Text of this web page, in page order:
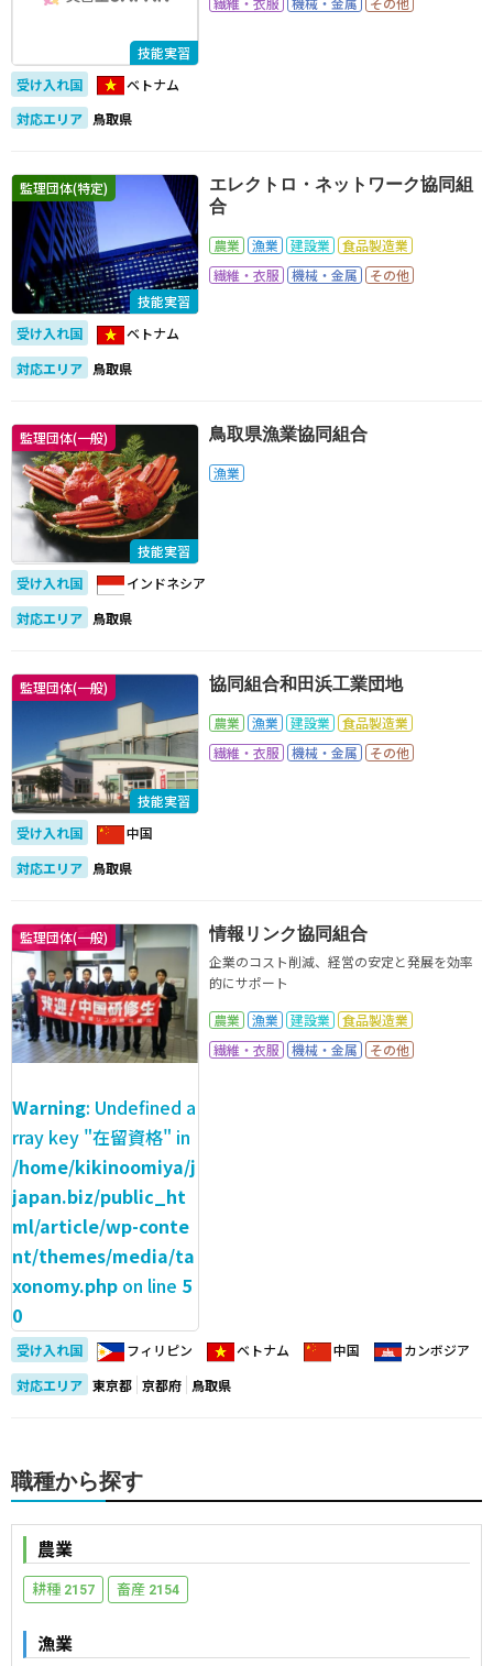
技能実習
受け入れ国
ベトナム
対応エリア 鳥取県
監理団体(特定)
技能実習
エレクトロ・ネットワーク協同組
合
農業 漁業 建設業
食品製造業
繊維・衣服
機械・金属 その他
受け入れ国
ベトナム
対応エリア 鳥取県
監理団体(一般)
技能実習
鳥取県漁業協同組合
漁業
受け入れ国
インドネシア
対応エリア 鳥取県
監理団体(一般)
技能実習
協同組合和田浜工業団地
農業 漁業 建設業
食品製造業
繊維・衣服
機械・金属 その他
受け入れ国
中国
対応エリア 鳥取県
監理団体(一般)
Warning: Undefined a
rray key "在留資格" in
/home/kikinoomiya/j
japan.biz/public_ht
ml/article/wp-conte
nt/themes/media/ta
xonomy.php on line 5
0
情報リンク協同組合
企業のコスト削減、経営の安定と発展を効率
的にサポート
農業
漁業 建設業
食品製造業
繊維・衣服
機械・金属 その他
受け入れ国 フィリピン ベトナム 中国
カンボジア
対応エリア 東京都 京都府 鳥取県
職種から探す
農業
耕種 2157 畜産 2154
漁業